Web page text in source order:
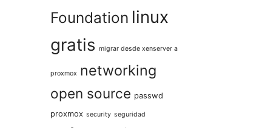
Foundation linux
gratis migrar desde xenserver a
proxmox networking
open source passwd
proxmox security seguridad